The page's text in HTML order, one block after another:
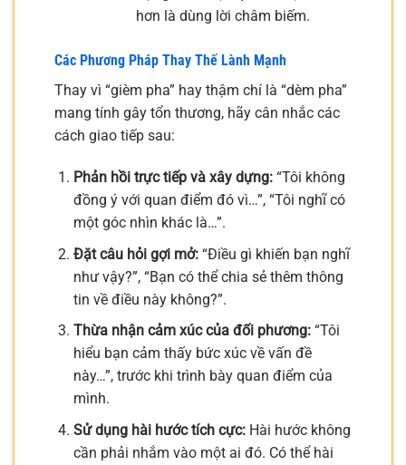
hơn là dùng lời châm biếm.
Các Phương Pháp Thay Thế Lành Mạnh
Thay vì “gièm pha” hay thậm chí là “dèm pha”
mang tính gây tổn thương, hãy cân nhắc các
cách giao tiếp sau:
Phản hồi trực tiếp và xây dựng:“Tôi không
đồng ý với quan điểm đó vì…”, “Tôi nghĩ có
một góc nhìn khác là…”.
Đặt câu hỏi gợi mở:“Điều gì khiến bạn nghĩ
như vậy?”, “Bạn có thể chia sẻ thêm thông
tin về điều này không?”.
Thừa nhận cảm xúc của đối phương:“Tôi
hiểu bạn cảm thấy bức xúc về vấn đề
này…”, trước khi trình bày quan điểm của
mình.
Sử dụng hài hước tích cực:Hài hước không
cần phải nhắm vào một ai đó. Có thể hài